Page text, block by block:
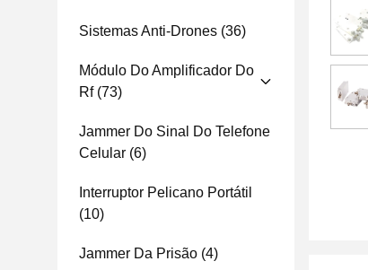
Sistemas Anti-Drones (36)
Módulo Do Amplificador Do
Rf(73)
Jammer Do Sinal Do Telefone
Celular (6)
Interruptor Pelicano Portátil
(10)
Jammer Da Prisão (4)